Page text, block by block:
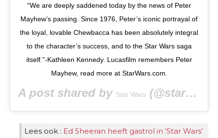
“We are deeply saddened today by the news of Peter
Mayhew’s passing. Since 1976, Peter’s iconic portrayal of
the loyal, lovable Chewbacca has been absolutely integral
to the character’s success, and to the Star Wars saga
itself.”-Kathleen Kennedy. Lucasfilm remembers Peter
Mayhew, read more at StarWars.com.
A post shared by Star Wars (@starwars) on
Lees ook : Ed Sheeran heeft gastrol in ‘Star Wars’